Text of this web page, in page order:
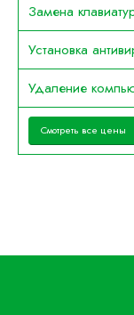
Замена
Установка
Удаление
Смотреть все цены